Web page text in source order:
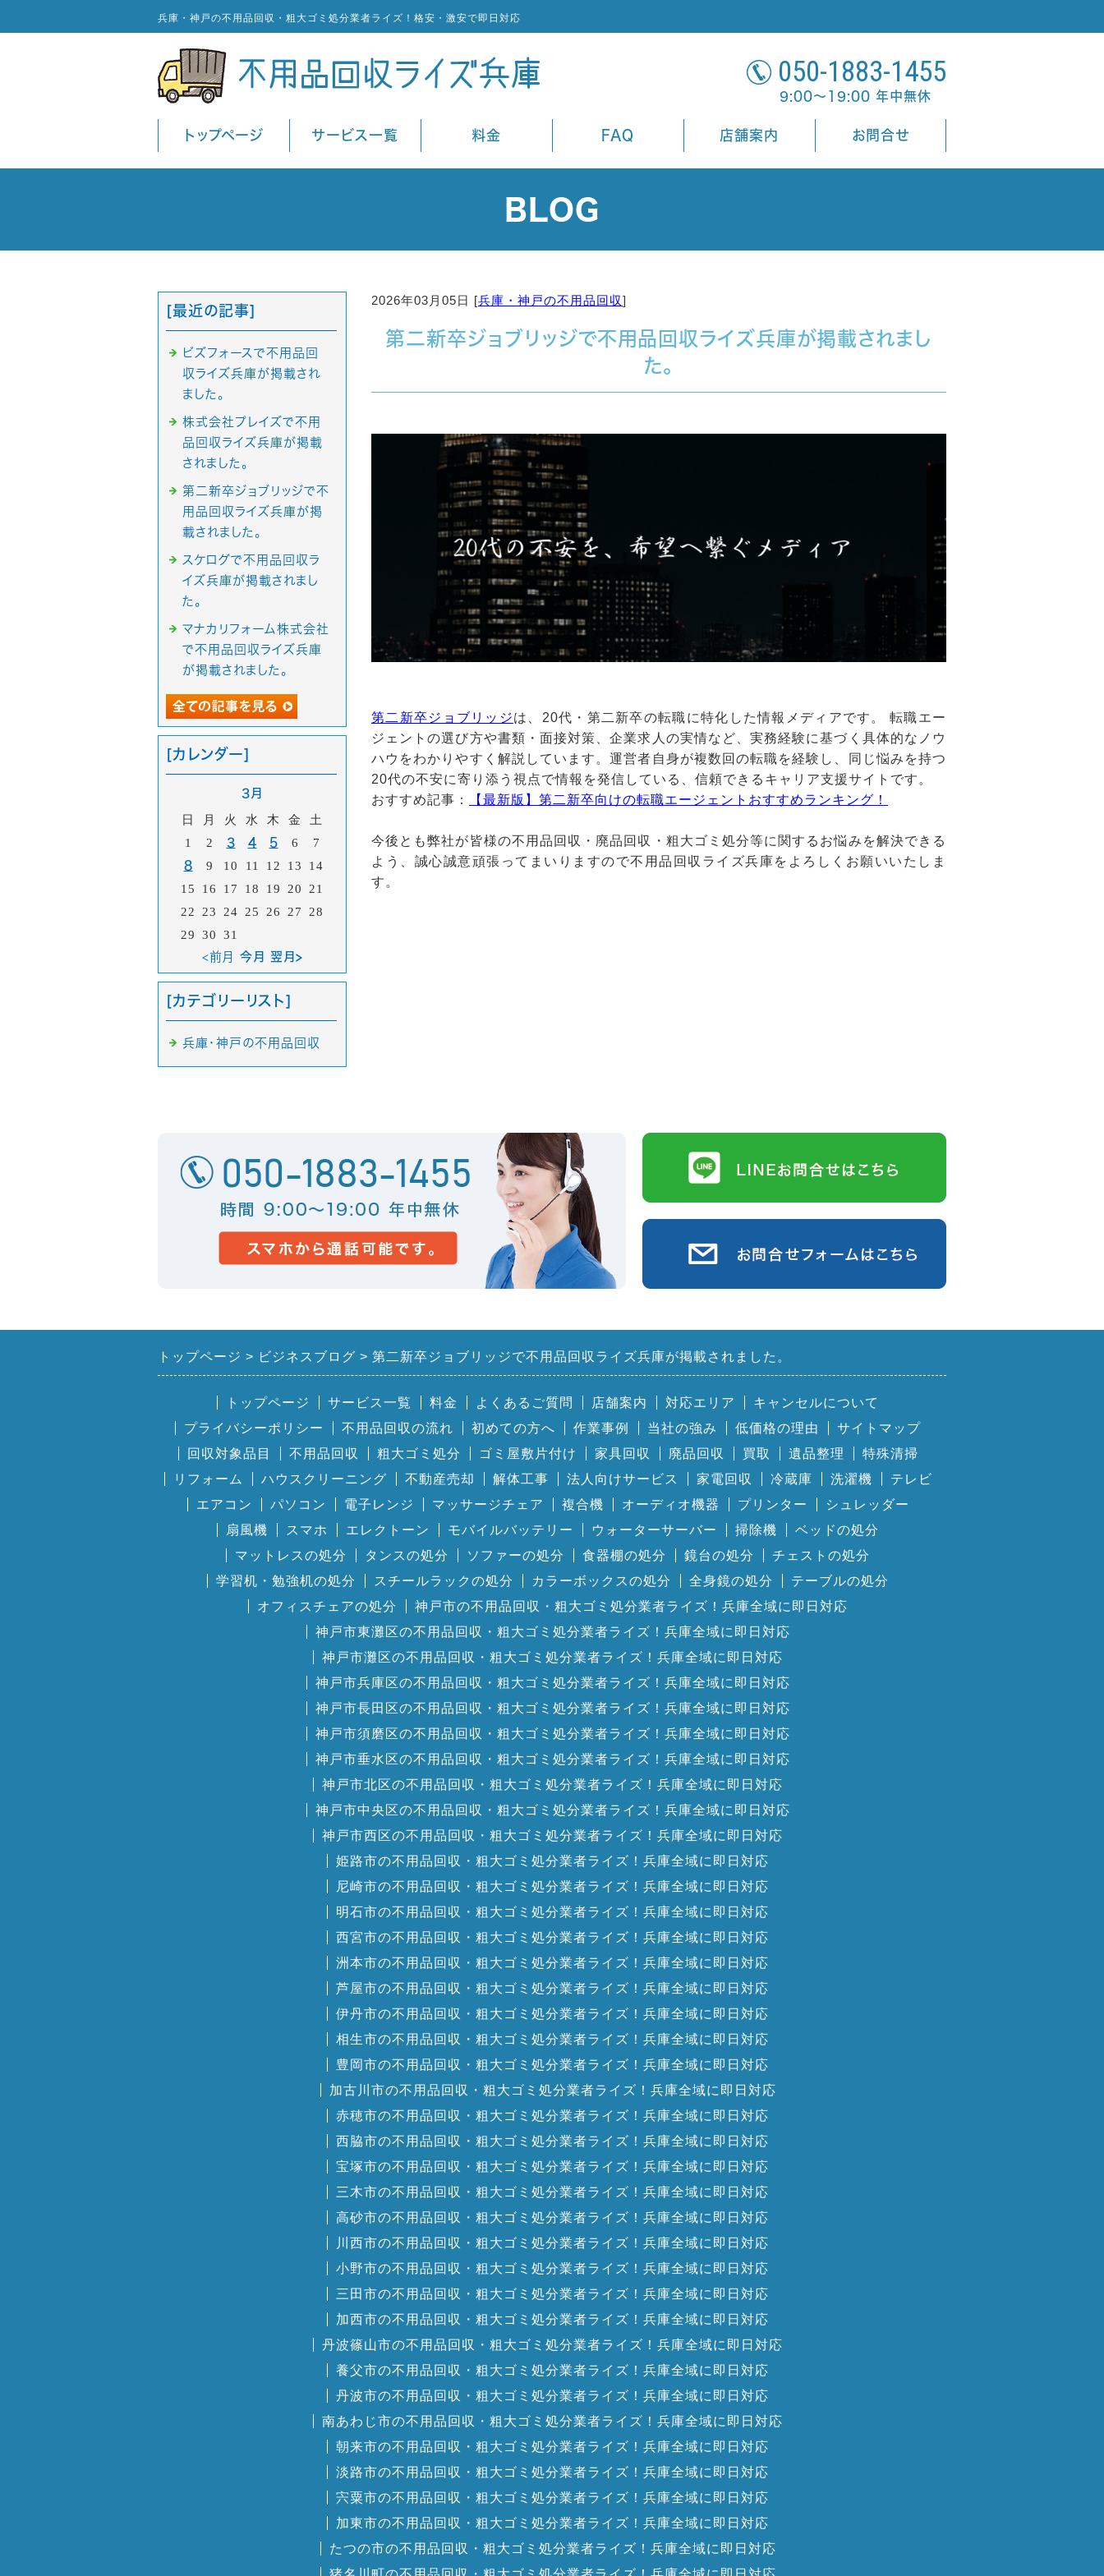
兵庫・神戸の不用品回収・粗大ゴミ処分業者ライズ！格安・激安で即日対応
050-1883-1455
9:00～19:00 年中無休
トップページ サービス一覧 料金 FAQ 店舗案内 お問合せ
BLOG
2026年03月05日 [兵庫・神戸の不用品回収]
第二新卒ジョブリッジで不用品回収ライズ兵庫が掲載されまし
た。
第二新卒ジョブリッジは、20代・第二新卒の転職に特化した情報メディアです。 転職エー
ジェントの選び方や書類・面接対策、企業求人の実情など、実務経験に基づく具体的なノウ
ハウをわかりやすく解説しています。運営者自身が複数回の転職を経験し、同じ悩みを持つ
20代の不安に寄り添う視点で情報を発信している、信頼できるキャリア支援サイトです。
おすすめ記事：
【最新版】第二新卒向けの転職エージェントおすすめランキング！
今後とも弊社が皆様の不用品回収・廃品回収・粗大ゴミ処分等に関するお悩みを解決できる
よう、誠心誠意頑張ってまいりますので不用品回収ライズ兵庫をよろしくお願いいたしま
す。
[最近の記事]
ビズフォースで不用品回
収ライズ兵庫が掲載され
ました。
株式会社プレイズで不用
品回収ライズ兵庫が掲載
されました。
第二新卒ジョブリッジで不
用品回収ライズ兵庫が掲
載されました。
スケログで不用品回収ラ
イズ兵庫が掲載されまし
た。
マナカリフォーム株式会社
で不用品回収ライズ兵庫
が掲載されました。
[カレンダー]
3月
日 月 火 水 木 金
土
1
2 3 4 5 6 7
8 9 10 11 12 13
14
15
16 17 18 19 20
21
22
23 24 25 26 27
28
29
30 31
<前月 今月 翌月>
[カテゴリーリスト]
兵庫・神戸の不用品回収
トップページ ビジネスブログ 第二新卒ジョブリッジで不用品回収ライズ兵庫が掲載されました。
トップページ サービス一覧 料金 よくあるご質問 店舗案内 対応エリア
キャンセルについて
プライバシーポリシー
不用品回収の流れ 初めての方へ 作業事例 当社の強み 低価格の理由
サイトマップ
回収対象品目
不用品回収 粗大ゴミ処分 ゴミ屋敷片付け 家具回収 廃品回収 買取 遺品整理
特殊清掃
リフォーム
ハウスクリーニング 不動産売却 解体工事 法人向けサービス 家電回収 冷蔵庫 洗濯機
テレビ
エアコン
パソコン 電子レンジ マッサージチェア 複合機 オーディオ機器 プリンター
シュレッダー
扇風機
スマホ エレクトーン モバイルバッテリー ウォーターサーバー 掃除機
ベッドの処分
マットレスの処分
タンスの処分 ソファーの処分 食器棚の処分 鏡台の処分
チェストの処分
学習机・勉強机の処分
スチールラックの処分 カラーボックスの処分 全身鏡の処分
テーブルの処分
オフィスチェアの処分
神戸市の不用品回収・粗大ゴミ処分業者ライズ！兵庫全域に即日対応
神戸市東灘区の不用品回収・粗大ゴミ処分業者ライズ！兵庫全域に即日対応
神戸市灘区の不用品回収・粗大ゴミ処分業者ライズ！兵庫全域に即日対応
神戸市兵庫区の不用品回収・粗大ゴミ処分業者ライズ！兵庫全域に即日対応
神戸市長田区の不用品回収・粗大ゴミ処分業者ライズ！兵庫全域に即日対応
神戸市須磨区の不用品回収・粗大ゴミ処分業者ライズ！兵庫全域に即日対応
神戸市垂水区の不用品回収・粗大ゴミ処分業者ライズ！兵庫全域に即日対応
神戸市北区の不用品回収・粗大ゴミ処分業者ライズ！兵庫全域に即日対応
神戸市中央区の不用品回収・粗大ゴミ処分業者ライズ！兵庫全域に即日対応
神戸市西区の不用品回収・粗大ゴミ処分業者ライズ！兵庫全域に即日対応
姫路市の不用品回収・粗大ゴミ処分業者ライズ！兵庫全域に即日対応
尼崎市の不用品回収・粗大ゴミ処分業者ライズ！兵庫全域に即日対応
明石市の不用品回収・粗大ゴミ処分業者ライズ！兵庫全域に即日対応
西宮市の不用品回収・粗大ゴミ処分業者ライズ！兵庫全域に即日対応
洲本市の不用品回収・粗大ゴミ処分業者ライズ！兵庫全域に即日対応
芦屋市の不用品回収・粗大ゴミ処分業者ライズ！兵庫全域に即日対応
伊丹市の不用品回収・粗大ゴミ処分業者ライズ！兵庫全域に即日対応
相生市の不用品回収・粗大ゴミ処分業者ライズ！兵庫全域に即日対応
豊岡市の不用品回収・粗大ゴミ処分業者ライズ！兵庫全域に即日対応
加古川市の不用品回収・粗大ゴミ処分業者ライズ！兵庫全域に即日対応
赤穂市の不用品回収・粗大ゴミ処分業者ライズ！兵庫全域に即日対応
西脇市の不用品回収・粗大ゴミ処分業者ライズ！兵庫全域に即日対応
宝塚市の不用品回収・粗大ゴミ処分業者ライズ！兵庫全域に即日対応
三木市の不用品回収・粗大ゴミ処分業者ライズ！兵庫全域に即日対応
高砂市の不用品回収・粗大ゴミ処分業者ライズ！兵庫全域に即日対応
川西市の不用品回収・粗大ゴミ処分業者ライズ！兵庫全域に即日対応
小野市の不用品回収・粗大ゴミ処分業者ライズ！兵庫全域に即日対応
三田市の不用品回収・粗大ゴミ処分業者ライズ！兵庫全域に即日対応
加西市の不用品回収・粗大ゴミ処分業者ライズ！兵庫全域に即日対応
丹波篠山市の不用品回収・粗大ゴミ処分業者ライズ！兵庫全域に即日対応
養父市の不用品回収・粗大ゴミ処分業者ライズ！兵庫全域に即日対応
丹波市の不用品回収・粗大ゴミ処分業者ライズ！兵庫全域に即日対応
南あわじ市の不用品回収・粗大ゴミ処分業者ライズ！兵庫全域に即日対応
朝来市の不用品回収・粗大ゴミ処分業者ライズ！兵庫全域に即日対応
淡路市の不用品回収・粗大ゴミ処分業者ライズ！兵庫全域に即日対応
宍粟市の不用品回収・粗大ゴミ処分業者ライズ！兵庫全域に即日対応
加東市の不用品回収・粗大ゴミ処分業者ライズ！兵庫全域に即日対応
たつの市の不用品回収・粗大ゴミ処分業者ライズ！兵庫全域に即日対応